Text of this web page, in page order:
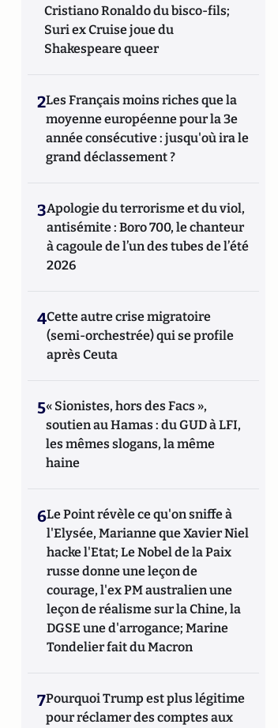
Cristiano Ronaldo du bisco-fils;
Suri ex Cruise joue du
Shakespeare queer
2Les Français moins riches que la
moyenne européenne pour la 3e
année consécutive : jusqu'où ira le
grand déclassement ?
3Apologie du terrorisme et du viol,
antisémite : Boro 700, le chanteur
à cagoule de l’un des tubes de l’été
2026
4Cette autre crise migratoire
(semi-orchestrée) qui se profile
après Ceuta
5« Sionistes, hors des Facs »,
soutien au Hamas : du GUD à LFI,
les mêmes slogans, la même
haine
6Le Point révèle ce qu'on sniffe à
l'Elysée, Marianne que Xavier Niel
hacke l'Etat; Le Nobel de la Paix
russe donne une leçon de
courage, l'ex PM australien une
leçon de réalisme sur la Chine, la
DGSE une d'arrogance; Marine
Tondelier fait du Macron
7Pourquoi Trump est plus légitime
pour réclamer des comptes aux